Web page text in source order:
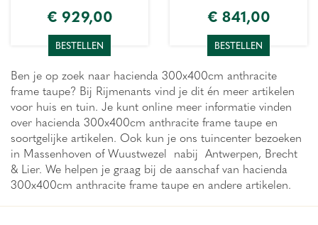
€ 929,00
BESTELLEN
€ 841,00
BESTELLEN
Ben je op zoek naar hacienda 300x400cm anthracite
frame taupe? Bij Rijmenants vind je dit én meer artikelen
voor huis en tuin. Je kunt online meer informatie vinden
over hacienda 300x400cm anthracite frame taupe en
soortgelijke artikelen. Ook kun je ons tuincenter bezoeken
in Massenhoven of Wuustwezel nabij Antwerpen, Brecht
& Lier. We helpen je graag bij de aanschaf van hacienda
300x400cm anthracite frame taupe en andere artikelen.